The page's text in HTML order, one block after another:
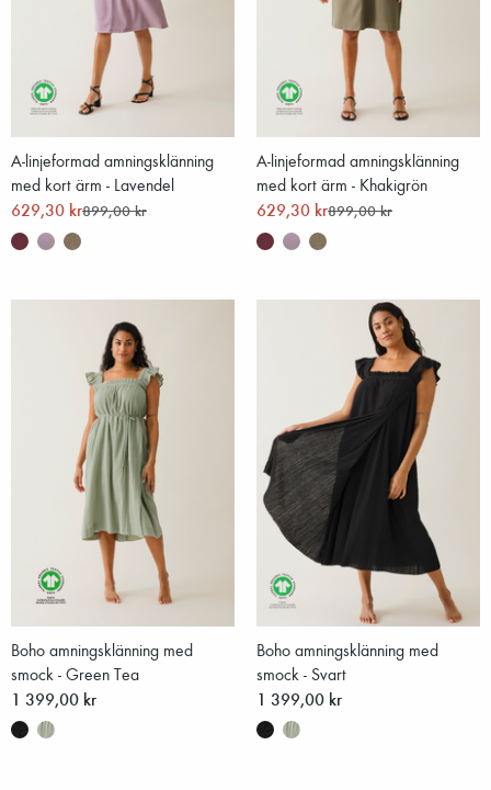
A-linjeformad amningsklänning
med kort ärm - Lavendel
629,30 kr899,00 kr
A-linjeformad amningsklänning
med kort ärm - Khakigrön
629,30 kr899,00 kr
Boho amningsklänning med
smock - Green Tea
1 399,00 kr
Boho amningsklänning med
smock - Svart
1 399,00 kr